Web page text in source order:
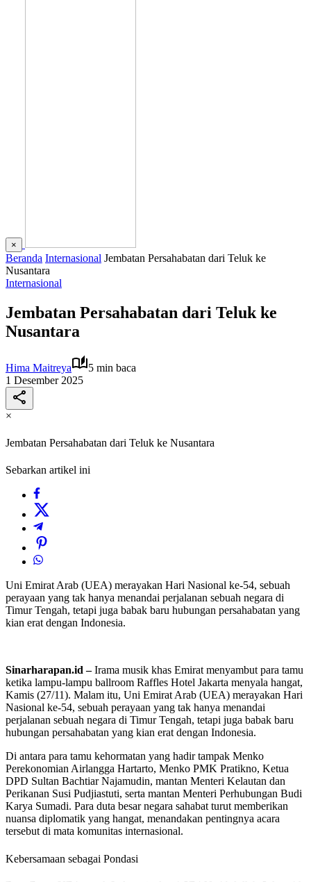
×
Beranda Internasional Jembatan Persahabatan dari Teluk ke
Nusantara
Internasional
Jembatan Persahabatan dari Teluk ke
Nusantara
Hima Maitreya
5 min baca
1 Desember 2025
×
Jembatan Persahabatan dari Teluk ke Nusantara
Sebarkan artikel ini
Uni Emirat Arab (UEA) merayakan Hari Nasional ke-54, sebuah
perayaan yang tak hanya menandai perjalanan sebuah negara di
Timur Tengah, tetapi juga babak baru hubungan persahabatan yang
kian erat dengan Indonesia.
Sinarharapan.id –Irama musik khas Emirat menyambut para tamu
ketika lampu-lampu ballroom Raffles Hotel Jakarta menyala hangat,
Kamis (27/11). Malam itu, Uni Emirat Arab (UEA) merayakan Hari
Nasional ke-54, sebuah perayaan yang tak hanya menandai
perjalanan sebuah negara di Timur Tengah, tetapi juga babak baru
hubungan persahabatan yang kian erat dengan Indonesia.
Di antara para tamu kehormatan yang hadir tampak Menko
Perekonomian Airlangga Hartarto, Menko PMK Pratikno, Ketua
DPD Sultan Bachtiar Najamudin, mantan Menteri Kelautan dan
Perikanan Susi Pudjiastuti, serta mantan Menteri Perhubungan Budi
Karya Sumadi. Para duta besar negara sahabat turut memberikan
nuansa diplomatik yang hangat, menandakan pentingnya acara
tersebut di mata komunitas internasional.
Kebersamaan sebagai Pondasi